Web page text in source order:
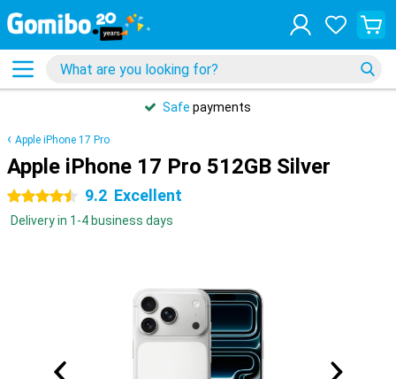
Safe payments
Apple iPhone 17 Pro
Apple iPhone 17 Pro 512GB Silver
4.5 stars 9.2 Excellent
Delivery in 1-4 business days